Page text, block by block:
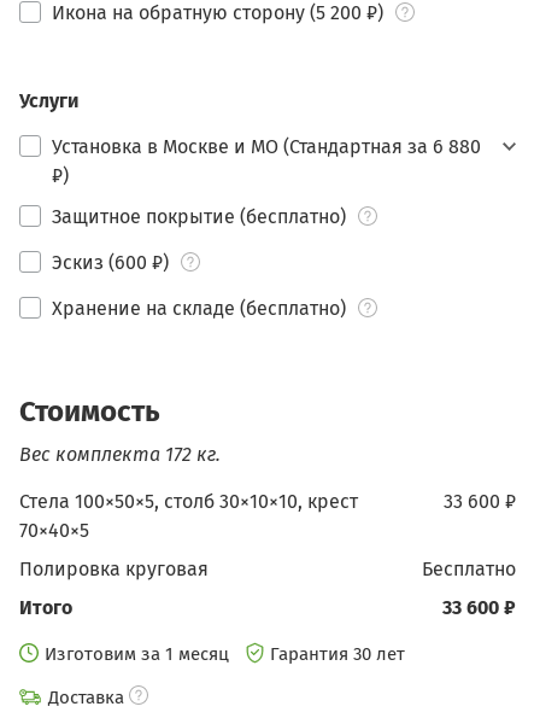
Икона на обратную сторону (5 200 ₽)
Услуги
Установка в Москве и МО (Стандартная за 6 880
₽)
Защитное покрытие (бесплатно)
Эскиз (600 ₽)
Хранение на складе (бесплатно)
Стоимость
Вес комплекта 172 кг.
33 600 ₽
Стела 100×50×5, столб 30×10×10, крест
70×40×5
бесплатно
Полировка круговая
33 600 ₽
Итого
Изготовим за 1 месяц
Гарантия 30 лет
Доставка